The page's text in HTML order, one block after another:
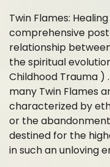
Twin Flames:
comprehensive
relationship
the spiritual
Childhood Trauma )
many Twin Flames
characterized by
or the
destined for the
in such an unloving